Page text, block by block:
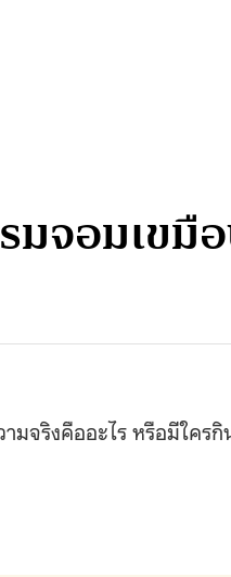
จอมเข
จริงคืออะไร หรือมีใครกิ